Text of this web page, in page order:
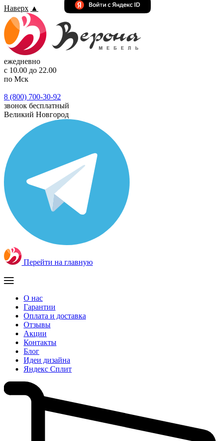
Наверх ▲
ежедневно
с 10.00 до 22.00
по Мск
8 (800) 700-30-92
звонок бесплатный
Великий Новгород
Перейти на главную
О нас
Гарантии
Оплата и доставка
Отзывы
Акции
Контакты
Блог
Идеи дизайна
Яндекс Сплит